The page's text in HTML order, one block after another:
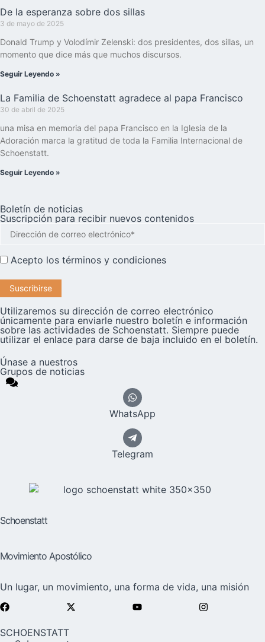
De la esperanza sobre dos sillas
3 de mayo de 2025
Donald Trump y Volodímir Zelenski: dos presidentes, dos sillas, un
momento que dice más que muchos discursos.
Seguir Leyendo »
La Familia de Schoenstatt agradece al papa Francisco
30 de abril de 2025
una misa en memoria del papa Francisco en la Iglesia de la
Adoración marca la gratitud de toda la Familia Internacional de
Schoenstatt.
Seguir Leyendo »
Boletín de noticias
Suscripción para recibir nuevos contenidos
Acepto los términos y condiciones
Utilizaremos su dirección de correo electrónico
únicamente para enviarle nuestro boletín e información
sobre las actividades de Schoenstatt. Siempre puede
utilizar el enlace para darse de baja incluido en el boletín.
Únase a nuestros
Grupos de noticias
WhatsApp
Telegram
Schoenstatt
Movimiento Apostólico
Un lugar, un movimiento, una forma de vida, una misión
SCHOENSTATT